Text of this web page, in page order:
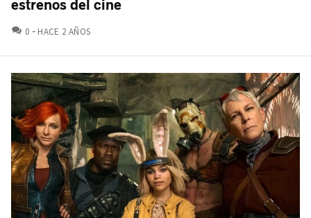
estrenos del cine
0 COMENTARIOS
HACE 2 AÑOS